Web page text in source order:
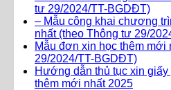
tư 29/2024/TT-BGDĐT)
– Mẫu công khai chương
nhất (theo Thông tư 29/
Mẫu đơn xin học thêm mới
29/2024/TT-BGDĐT)
Hướng dẫn thủ tục xin giấy
thêm mới nhất 2025